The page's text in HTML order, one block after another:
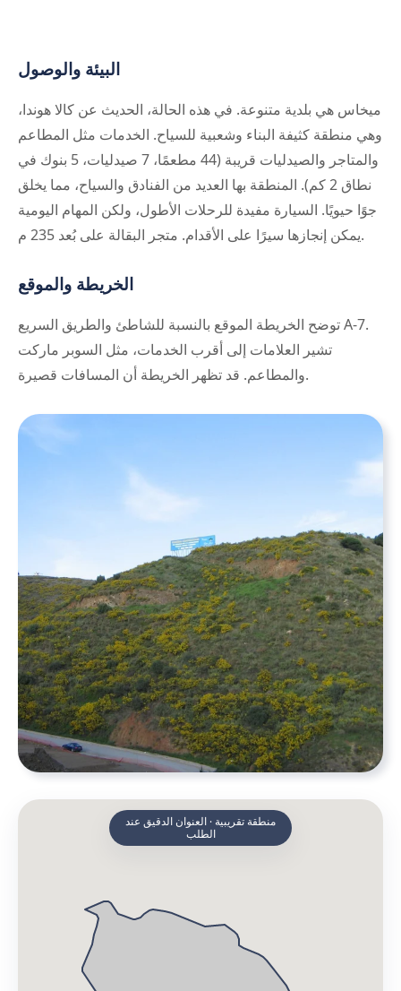
البيئة والوصول
ميخاس هي بلدية متنوعة. في هذه الحالة، الحديث عن كالا هوندا،
وهي منطقة كثيفة البناء وشعبية للسياح. الخدمات مثل المطاعم
والمتاجر والصيدليات قريبة (44 مطعمًا، 7 صيدليات، 5 بنوك في
نطاق 2 كم). المنطقة بها العديد من الفنادق والسياح، مما يخلق
جوًا حيويًا. السيارة مفيدة للرحلات الأطول، ولكن المهام اليومية
يمكن إنجازها سيرًا على الأقدام. متجر البقالة على بُعد 235 م.
الخريطة والموقع
توضح الخريطة الموقع بالنسبة للشاطئ والطريق السريع A-7.
تشير العلامات إلى أقرب الخدمات، مثل السوبر ماركت
والمطاعم. قد تظهر الخريطة أن المسافات قصيرة.
منطقة تقريبية · العنوان الدقيق عند
الطلب